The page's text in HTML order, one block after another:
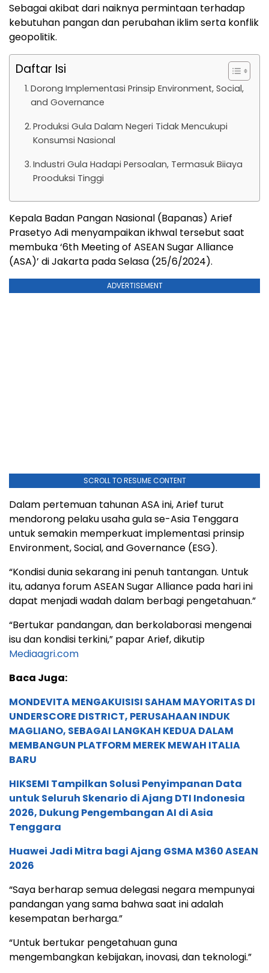
Sebagai akibat dari naiknya permintaan terhadap
kebutuhan pangan dan perubahan iklim serta konflik
geopolitik.
Daftar Isi
Dorong Implementasi Prinsip Environment, Social,
and Governance
Produksi Gula Dalam Negeri Tidak Mencukupi
Konsumsi Nasional
Industri Gula Hadapi Persoalan, Termasuk Biiaya
Prooduksi Tinggi
Kepala Badan Pangan Nasional (Bapanas) Arief
Prasetyo Adi menyampaikan ikhwal tersebut saat
membuka ‘6th Meeting of ASEAN Sugar Alliance
(ASA)’ di Jakarta pada Selasa (25/6/2024).
ADVERTISEMENT
SCROLL TO RESUME CONTENT
Dalam pertemuan tahunan ASA ini, Arief turut
mendorong pelaku usaha gula se-Asia Tenggara
untuk semakin memperkuat implementasi prinsip
Environment, Social, and Governance (ESG).
“Kondisi dunia sekarang ini penuh tantangan. Untuk
itu, adanya forum ASEAN Sugar Alliance pada hari ini
dapat menjadi wadah dalam berbagi pengetahuan.”
“Bertukar pandangan, dan berkolaborasi mengenai
isu dan kondisi terkini,” papar Arief, dikutip
Mediaagri.com
Baca Juga:
MONDEVITA MENGAKUISISI SAHAM MAYORITAS DI
UNDERSCORE DISTRICT, PERUSAHAAN INDUK
MAGLIANO, SEBAGAI LANGKAH KEDUA DALAM
MEMBANGUN PLATFORM MEREK MEWAH ITALIA
BARU
HIKSEMI Tampilkan Solusi Penyimpanan Data
untuk Seluruh Skenario di Ajang DTI Indonesia
2026, Dukung Pengembangan AI di Asia
Tenggara
Huawei Jadi Mitra bagi Ajang GSMA M360 ASEAN
2026
“Saya berharap semua delegasi negara mempunyai
pandangan yang sama bahwa saat ini adalah
kesempatan berharga.”
“Untuk bertukar pengetahuan guna
mengembangkan kebijakan, inovasi, dan teknologi.”